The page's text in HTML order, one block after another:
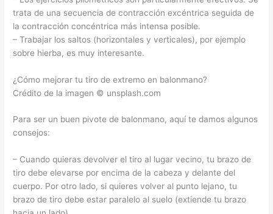
trata de una secuencia de contracción excéntrica seguida de
la contracción concéntrica más intensa posible.
– Trabajar los saltos (horizontales y verticales), por ejemplo
sobre hierba, es muy interesante.
¿Cómo mejorar tu tiro de extremo en balonmano?
Crédito de la imagen © unsplash.com
Para ser un buen pivote de balonmano, aquí te damos algunos
consejos:
– Cuando quieras devolver el tiro al lugar vecino, tu brazo de
tiro debe elevarse por encima de la cabeza y delante del
cuerpo. Por otro lado, si quieres volver al punto lejano, tu
brazo de tiro debe estar paralelo al suelo (extiende tu brazo